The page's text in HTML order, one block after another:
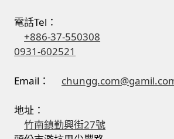
電話Tel：
+886-37-550308
0931-602521
Email：
地址：
竹南鎮勤興街27號